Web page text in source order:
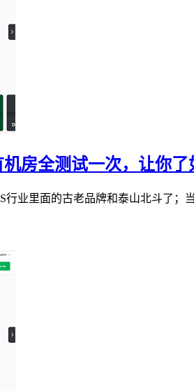
房全测试一次，让你了
行业里面的古老品牌和泰山北斗了